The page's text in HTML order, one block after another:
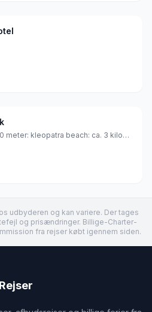
afstand til stranden ca. 300 meter: kleopatra beach: ca. 3 kilometer (sandstrand), Tyrkiet
udbyderen og kan variere. Der tages
og prisændringer. Billige-Charter-
fra rejser købt igennem siden.